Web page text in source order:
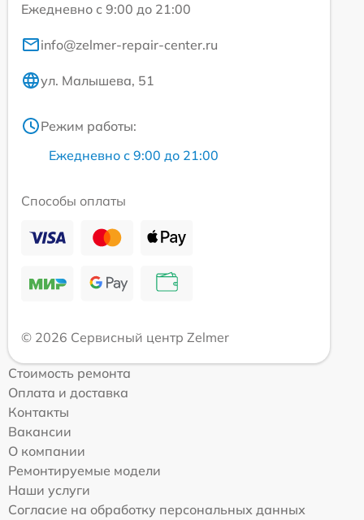
Ежедневно с 9:00 до 21:00
info@zelmer-repair-center.ru
ул. Малышева, 51
Режим работы:
Ежедневно с 9:00 до 21:00
Способы оплаты
© 2026 Сервисный центр Zelmer
Стоимость ремонта
Оплата и доставка
Контакты
Вакансии
О компании
Ремонтируемые модели
Наши услуги
Согласие на обработку персональных данных